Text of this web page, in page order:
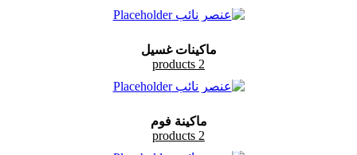
ماكينات غسيل
2 products
ماكينة فوم
2 products